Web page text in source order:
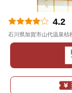
4.2
石川県加賀市山代温泉桔